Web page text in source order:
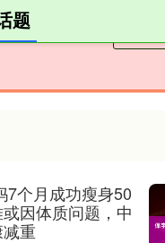
题
7个月成功瘦身50
因体质问题，中
重